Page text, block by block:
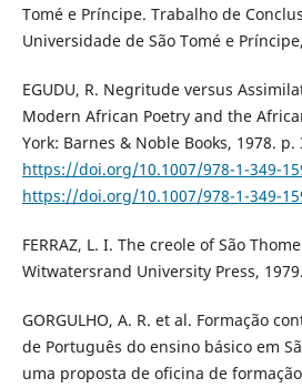
Tomé e Príncipe. Trabalho de
Universidade de São Tomé e
EGUDU, R. Negritude versus
Modern African Poetry and the
York: Barnes & Noble Books, 1978. p.
https://doi.org/10.1007/978-1-349-
https://doi.org/10.1007/978-1-349-
FERRAZ, L. I. The creole of São
Witwatersrand University Press, 1979.
GORGULHO, A. R. et al. Formação
de Português do ensino básico em
uma proposta de oficina de